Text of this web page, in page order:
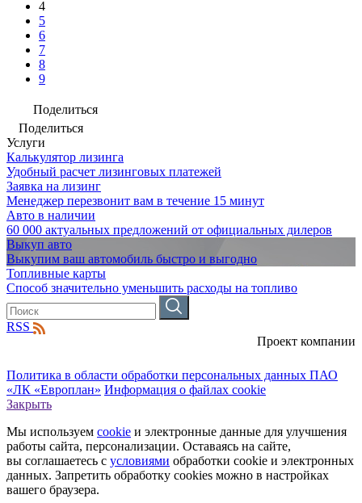
4
5
6
7
8
9
Поделиться
Поделиться
Услуги
Калькулятор лизинга
Удобный расчет лизинговых платежей
Заявка на лизинг
Менеджер перезвонит вам в течение 15 минут
Авто в наличии
60 000 актуальных предложений от официальных дилеров
Выкуп авто
Выкупим ваш автомобиль быстро и выгодно
Топливные карты
Способ значительно уменьшить расходы на топливо
RSS
Проект компании
Политика в области обработки персональных данных ПАО
«ЛК «Европлан» Информация о файлах cookie
Закрыть
Мы используем cookie и электронные данные для улучшения
работы сайта, персонализации. Оставаясь на сайте,
вы соглашаетесь с условиями обработки cookie и электронных
данных. Запретить обработку cookies можно в настройках
вашего браузера.